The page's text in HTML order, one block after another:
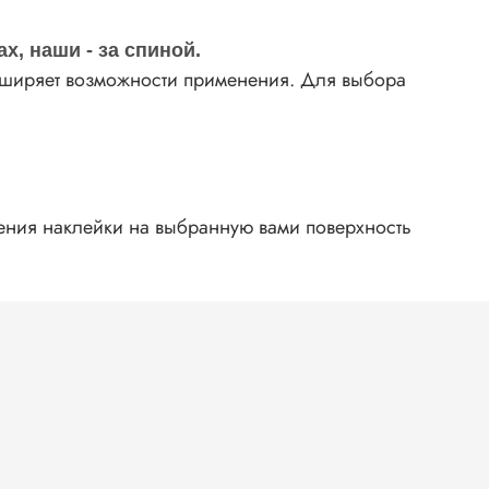
наши - за спиной.
возможности применения. Для выбора
наклейки на выбранную вами поверхность